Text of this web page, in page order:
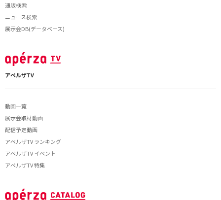
通販検索
ニュース検索
展示会DB(データベース)
アペルザTV
動画一覧
展示会取材動画
配信予定動画
アペルザTV ランキング
アペルザTV イベント
アペルザTV 特集